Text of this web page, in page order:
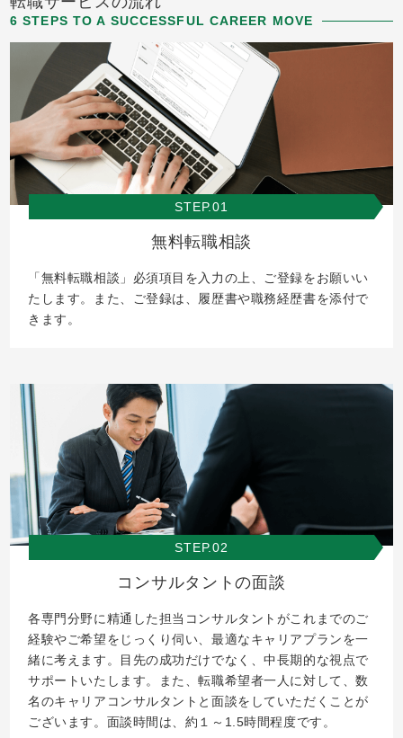
6 STEPS TO A SUCCESSFUL CAREER MOVE
STEP.01
無料転職相談
「無料転職相談」必須項目を入力の上、ご登録をお願いい
たします。また、ご登録は、履歴書や職務経歴書を添付で
きます。
STEP.02
コンサルタントの面談
各専門分野に精通した担当コンサルタントがこれまでのご
経験やご希望をじっくり伺い、最適なキャリアプランを一
緒に考えます。目先の成功だけでなく、中長期的な視点で
サポートいたします。また、転職希望者一人に対して、数
名のキャリアコンサルタントと面談をしていただくことが
ございます。面談時間は、約１～1.5時間程度です。